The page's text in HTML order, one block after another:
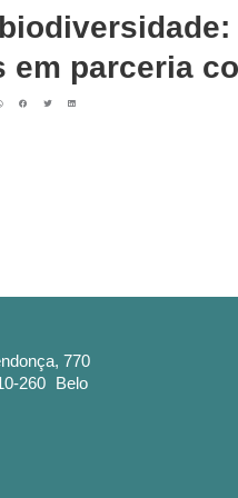
em parceria
770
260 Belo